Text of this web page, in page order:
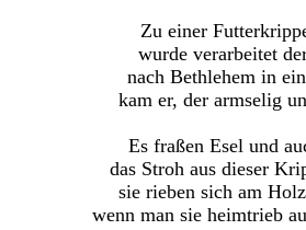
Zu einer
wurde verarbeitet
nach Bethlehem in
kam er, der armselig
Es fraßen Esel und
das Stroh aus dieser
sie rieben sich am
wenn man sie heimtrieb